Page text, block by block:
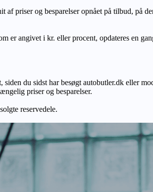
og besparelser opnået på tilbud, på
er angivet i kr. eller procent, opdateres en
du sidst har besøgt autobutler.dk eller
priser og besparelser.
reservedele.